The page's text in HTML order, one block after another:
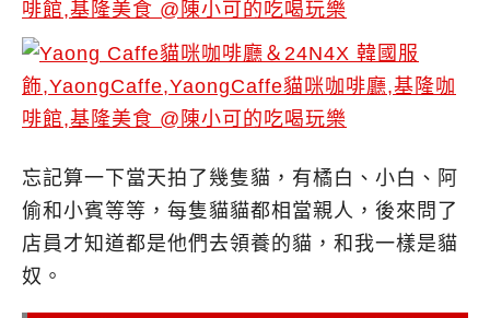
忘記算一下當天拍了幾隻貓，有橘白、小白、阿
偷和小賓等等，每隻貓貓都相當親人，後來問了
店員才知道都是他們去領養的貓，和我一樣是貓
奴。